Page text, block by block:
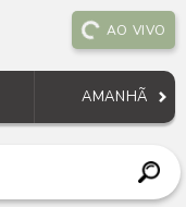
AO VIVO
AMANHÃ